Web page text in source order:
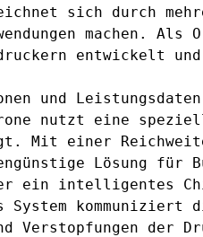
sich durch
machen.
entwickelt
und Leistungsdaten
nutzt eine
Mit einer
Lösung für
ein intelligentes
System
Verstopfungen der